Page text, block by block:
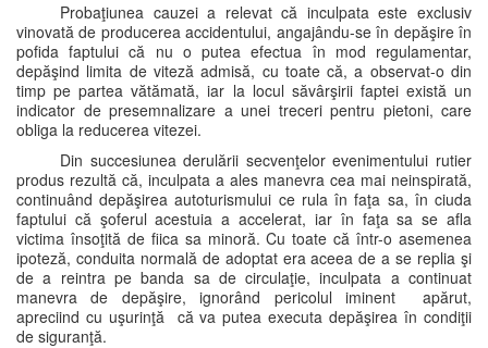
Probaţiunea cauzei a relevat că inculpata este exclusiv
vinovată de producerea accidentului, angajându-se în depăşire în
pofida faptului că nu o putea efectua în mod regulamentar,
depăşind limita de viteză admisă, cu toate că, a observat-o din
timp pe partea vătămată, iar la locul săvârşirii faptei există un
indicator de presemnalizare a unei treceri pentru pietoni, care
obliga la reducerea vitezei.
Din succesiunea derulării secvenţelor evenimentului rutier
produs rezultă că, inculpata a ales manevra cea mai neinspirată,
continuând depăşirea autoturismului ce rula în faţa sa, în ciuda
faptului că şoferul acestuia a accelerat, iar în faţa sa se afla
victima însoţită de fiica sa minoră. Cu toate că într-o asemenea
ipoteză, conduita normală de adoptat era aceea de a se replia şi
de a reintra pe banda sa de circulaţie, inculpata a continuat
manevra de depăşire, ignorând pericolul iminent apărut,
apreciind cu uşurinţă că va putea executa depăşirea în condiţii
de siguranţă.